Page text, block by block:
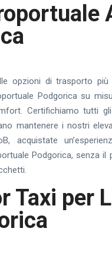
opzioni di trasporto più
Podgorica su
Certifichiamo tutti
mantenere i nostri
acquistate
Podgorica, senza
Taxi per